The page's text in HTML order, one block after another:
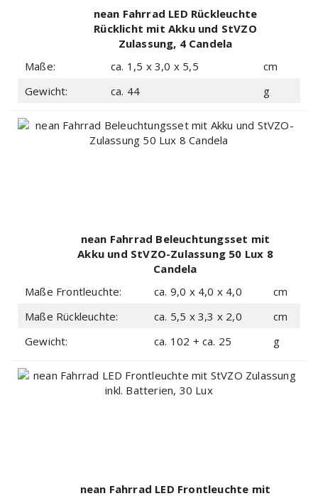
nean Fahrrad LED Rückleuchte
Rücklicht mit Akku und StVZO
Zulassung, 4 Candela
Maße:
ca. 1,5 x 3,0 x 5,5
cm
Gewicht:
ca. 44 g
nean Fahrrad Beleuchtungsset mit
Akku und StVZO-Zulassung 50 Lux 8
Candela
Maße Frontleuchte:
ca. 9,0 x 4,0 x 4,0
cm
Maße Rückleuchte:
ca. 5,5 x 3,3 x 2,0
cm
Gewicht:
ca. 102 + ca. 25 g
nean Fahrrad LED Frontleuchte mit